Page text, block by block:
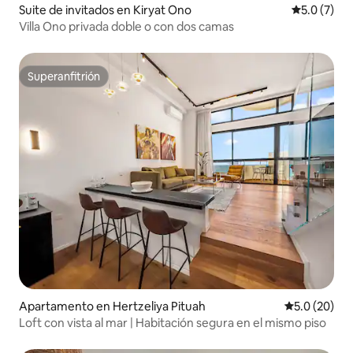
Suite de invitados en Kiryat Ono
5.0 (7)
Villa Ono privada doble o con dos camas
Superanfitrión
Superanfitrión
Apartamento en Hertzeliya Pituah Calificación
5.0 (20)
Loft con vista al mar | Habitación segura en el mismo piso